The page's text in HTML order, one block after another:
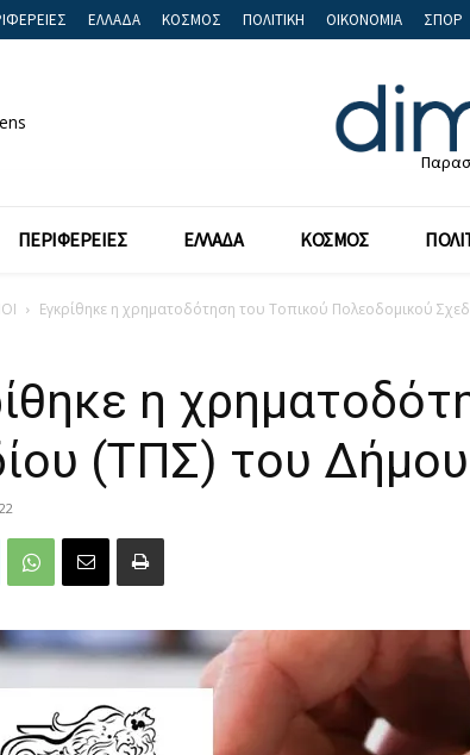
ΕΛΛΑΔΑ ΚΟΣΜΟΣ ΠΟΛΙΤΙΚΗ ΟΙΚΟΝΟΜΙΑ ΣΠΟΡ
ΠΕΡΙΦΕΡΕΙΕΣ ΕΛΛΑΔΑ ΚΟΣΜΟΣ
Εγκρίθηκε η χρηματοδότηση του Τοπικού Πολεοδομικού
η
(ΤΠΣ) του